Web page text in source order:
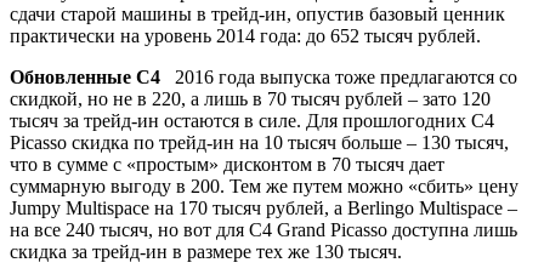
сдачи старой машины в трейд-ин, опустив базовый ценник
практически на уровень 2014 года: до 652 тысяч рублей.
Обновленные C4 2016 года выпуска тоже предлагаются со
скидкой, но не в 220, а лишь в 70 тысяч рублей – зато 120
тысяч за трейд-ин остаются в силе. Для прошлогодних С4
Picasso скидка по трейд-ин на 10 тысяч больше – 130 тысяч,
что в сумме с «простым» дисконтом в 70 тысяч дает
суммарную выгоду в 200. Тем же путем можно «сбить» цену
Jumpy Multispace на 170 тысяч рублей, а Berlingo Multispace –
на все 240 тысяч, но вот для С4 Grand Picasso доступна лишь
скидка за трейд-ин в размере тех же 130 тысяч.